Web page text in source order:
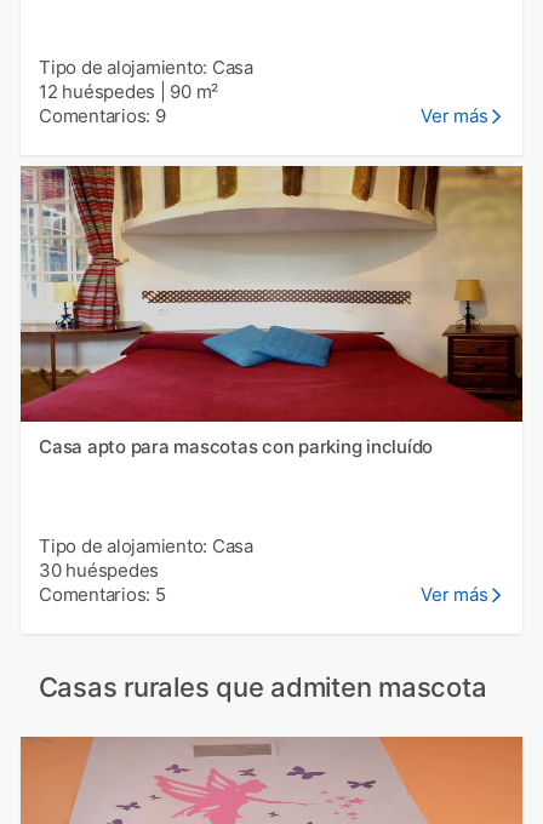
Tipo de alojamiento: Casa
12 huéspedes
90 m²
Comentarios: 9
Ver más
Casa apto para mascotas con parking incluído
Tipo de alojamiento: Casa
30 huéspedes
Comentarios: 5
Ver más
Casas rurales que admiten mascota